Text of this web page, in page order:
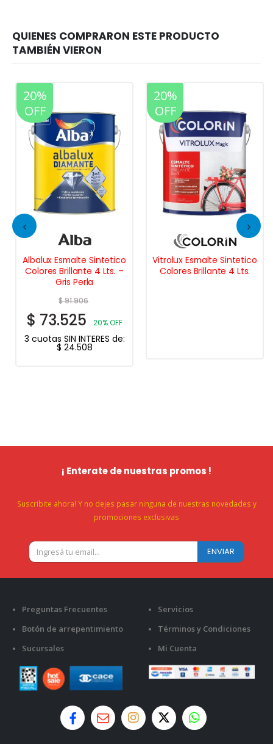
20%
OFF
Albalux Esmalte Sintetico
Colores Brillante 4 Lts. –
Gris Perla
$91.906
$ 73.525 20% OFF
3 cuotas SIN INTERES de:
$ 24.508
20%
OFF
Vitrolux Esmalte Sintetico
Colores Brillante 4 Lts.
¡ Enterate de nuestras promos !
Suscribite ahora! Y no dejes pasar ninguna de nuestras novedades y
promociones exclusivas
Preguntas Frecuentes
Botón de arrepentimiento
Sucursales
Servicios
Términos y Condiciones
Mi Cuenta